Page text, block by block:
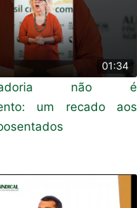
01:34
não é
um recado aos